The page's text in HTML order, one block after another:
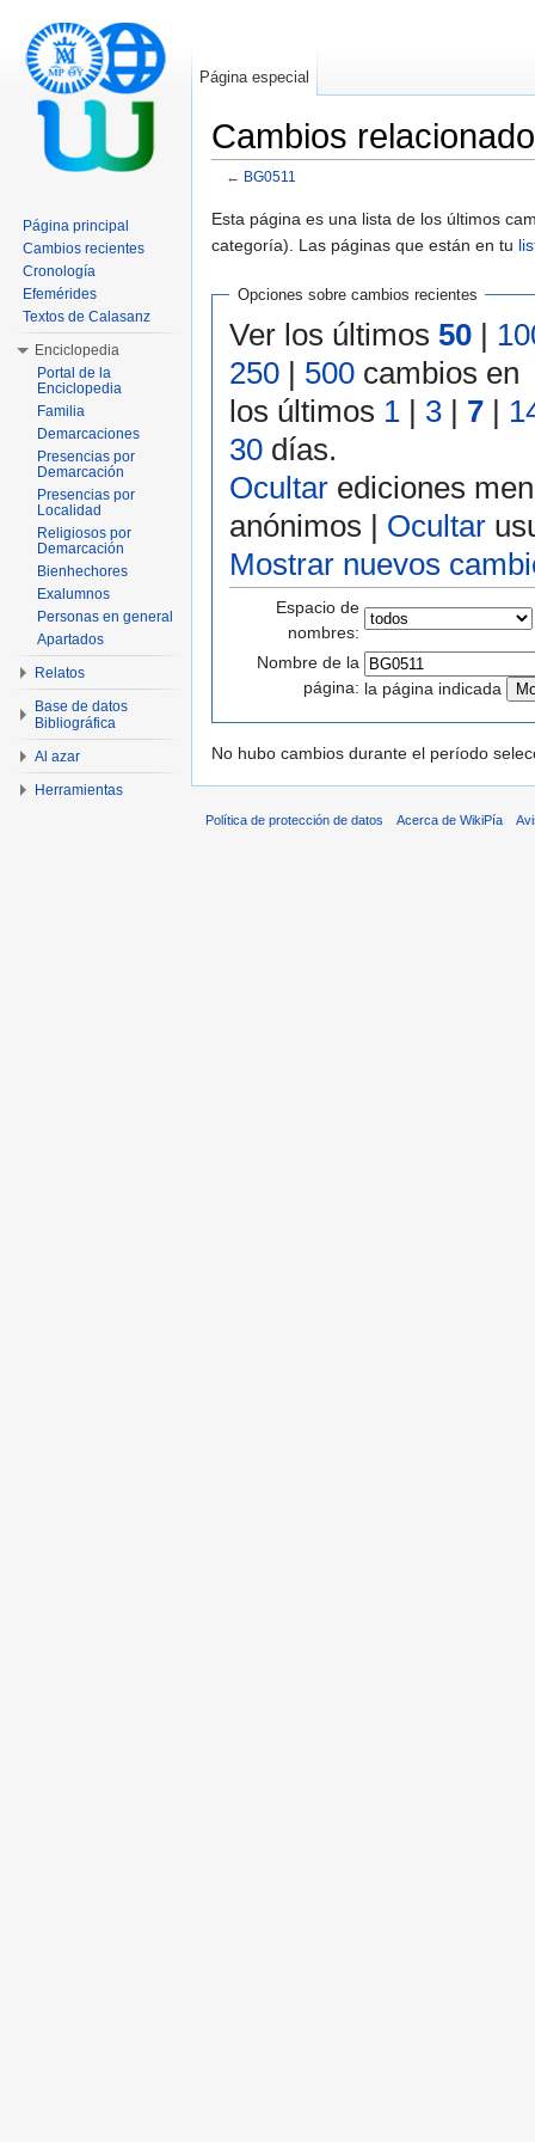
Cambios
← BG0511
Esta página es una lista de los últimos
categoría). Las páginas que están en tu
Opciones sobre cambios recientes
Ver los últimos 50 |
250 | 500 cambios en
los últimos 1 | 3 | 7 |
30 días.
Ocultar ediciones
anónimos | Ocultar
Mostrar nuevos
Espacio de
nombres:
Nombre de la
página: la página indicada
No hubo cambios durante el período
Página especial
Página principal
Cambios recientes
Cronología
Efemérides
Textos de Calasanz
Enciclopedia
Portal de la
Enciclopedia
Familia
Demarcaciones
Presencias por
Demarcación
Presencias por
Localidad
Religiosos por
Demarcación
Bienhechores
Exalumnos
Personas en general
Apartados
Relatos
Base de datos
Bibliográfica
Al azar
Herramientas
Política de protección de datos Acerca de WikiPía